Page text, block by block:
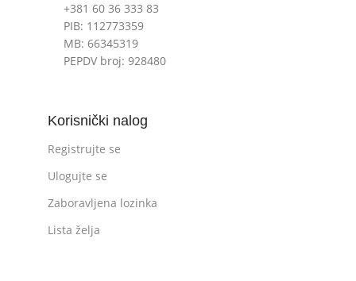
+381 60 36 333 83
PIB: 112773359
MB: 66345319
PEPDV broj: 928480
Korisnički nalog
Registrujte se
Ulogujte se
Zaboravljena lozinka
Lista želja